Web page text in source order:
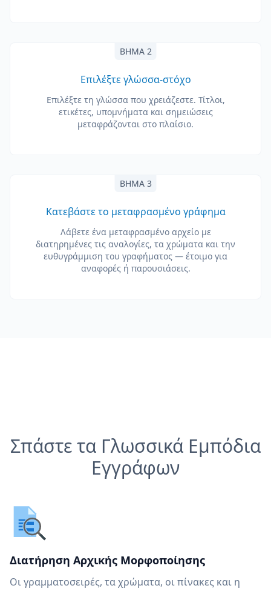
ΒΉΜΑ 2
Επιλέξτε γλώσσα-στόχο
Επιλέξτε τη γλώσσα που χρειάζεστε. Τίτλοι,
ετικέτες, υπομνήματα και σημειώσεις
μεταφράζονται στο πλαίσιο.
ΒΉΜΑ 3
Κατεβάστε το μεταφρασμένο γράφημα
Λάβετε ένα μεταφρασμένο αρχείο με
διατηρημένες τις αναλογίες, τα χρώματα και την
ευθυγράμμιση του γραφήματος — έτοιμο για
αναφορές ή παρουσιάσεις.
Σπάστε τα Γλωσσικά Εμπόδια
Εγγράφων
Διατήρηση Αρχικής Μορφοποίησης
Οι γραμματοσειρές, τα χρώματα, οι πίνακες και η